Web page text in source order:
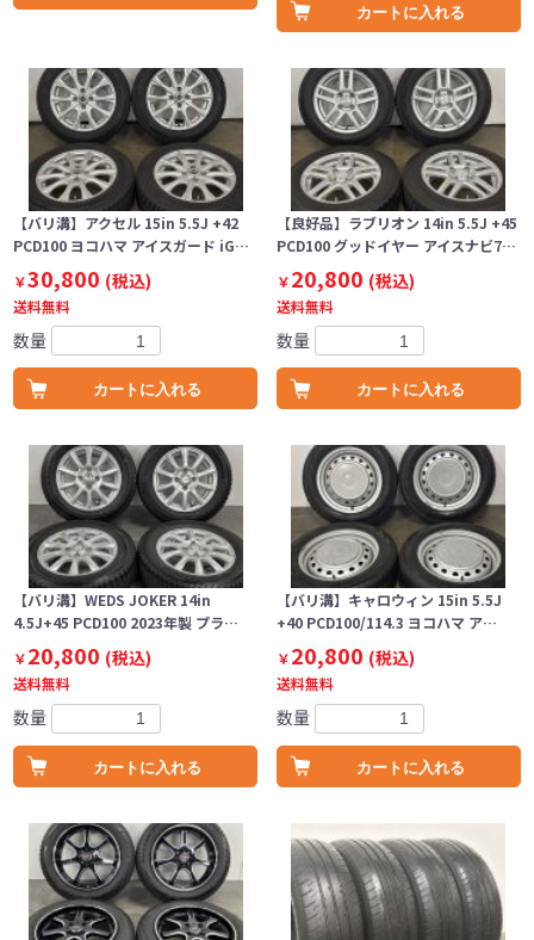
カートに入れる
【バリ溝】アクセル 15in 5.5J +42
PCD100 ヨコハマ アイスガード iG…
￥30,800 (税込)
送料無料
数量
カートに入れる
【良好品】ラブリオン 14in 5.5J +45
PCD100 グッドイヤー アイスナビ7…
￥20,800 (税込)
送料無料
数量
カートに入れる
【バリ溝】WEDS JOKER 14in
4.5J+45 PCD100 2023年製 プラ…
￥20,800 (税込)
送料無料
数量
カートに入れる
【バリ溝】キャロウィン 15in 5.5J
+40 PCD100/114.3 ヨコハマ ア…
￥20,800 (税込)
送料無料
数量
カートに入れる